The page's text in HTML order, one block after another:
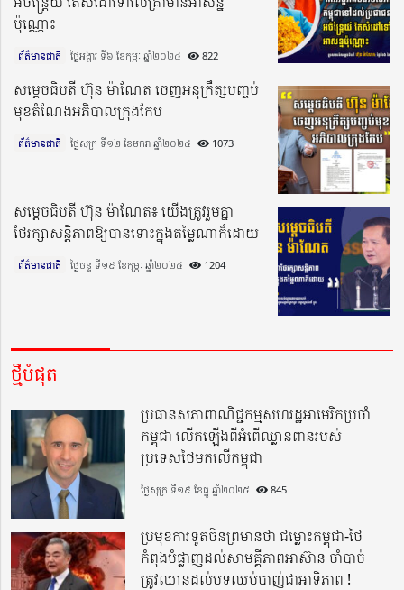
ប៉ុណ្ណោះ
ព័ត៌មានជាតិ ថ្ងៃអង្គារ ទី៦ ខែកុម្ភៈ ឆ្នាំ២០២៤​ 822
សម្តេចធិបតី ហ៊ុន ម៉ាណែត ចេញអនុក្រឹត្សបញ្ចប់
មុខតំណែងអភិបាលក្រុងកែប
ព័ត៌មានជាតិ ថ្ងៃសុក្រ ទី១២ ខែមករា ឆ្នាំ២០២៤​ 1073
សម្តេចធិបតី ហ៊ុន ម៉ាណែត៖ យើងត្រូវរួមគ្នា
ថែរក្សាសន្តិភាពឱ្យបានទោះក្នុងតម្លៃណាក៏ដោយ
ព័ត៌មានជាតិ ថ្ងៃចន្ទ ទី១៩ ខែកុម្ភៈ ឆ្នាំ២០២៤​ 1204
ថ្មីបំផុត
ប្រធានសភាពាណិជ្ជកម្មសហរដ្ឋអាមេរិកប្រចាំ
កម្ពុជា លើកឡើងពីអំពើឈ្លានពានរបស់
ប្រទេសថៃមកលើកម្ពុជា
ថ្ងៃសុក្រ ទី១៩ ខែធ្នូ ឆ្នាំ២០២៥ 845
ប្រមុខការទូតចិនព្រមានថា ជម្លោះកម្ពុជា-ថៃ
កំពុងបំផ្លាញដល់សាមគ្គីភាពអាស៊ាន ចាំបាច់
ត្រូវឈានដល់បទឈប់បាញ់ជាអាទិភាព !